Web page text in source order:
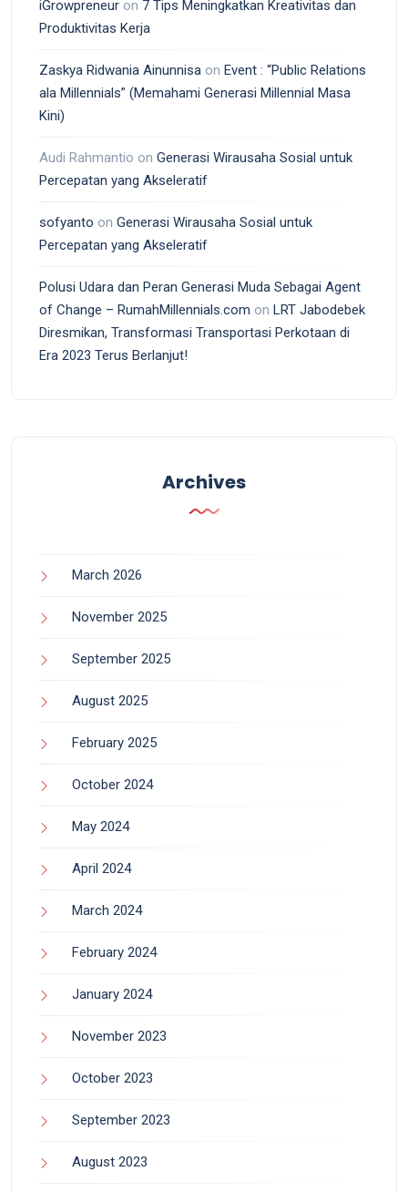
iGrowpreneur on 7 Tips Meningkatkan Kreativitas dan
Produktivitas Kerja
Zaskya Ridwania Ainunnisa on Event : “Public Relations
ala Millennials” (Memahami Generasi Millennial Masa
Kini)
Audi Rahmantio on Generasi Wirausaha Sosial untuk
Percepatan yang Akseleratif
sofyanto on Generasi Wirausaha Sosial untuk
Percepatan yang Akseleratif
Polusi Udara dan Peran Generasi Muda Sebagai Agent
of Change – RumahMillennials.com on LRT Jabodebek
Diresmikan, Transformasi Transportasi Perkotaan di
Era 2023 Terus Berlanjut!
Archives
March 2026
November 2025
September 2025
August 2025
February 2025
October 2024
May 2024
April 2024
March 2024
February 2024
January 2024
November 2023
October 2023
September 2023
August 2023